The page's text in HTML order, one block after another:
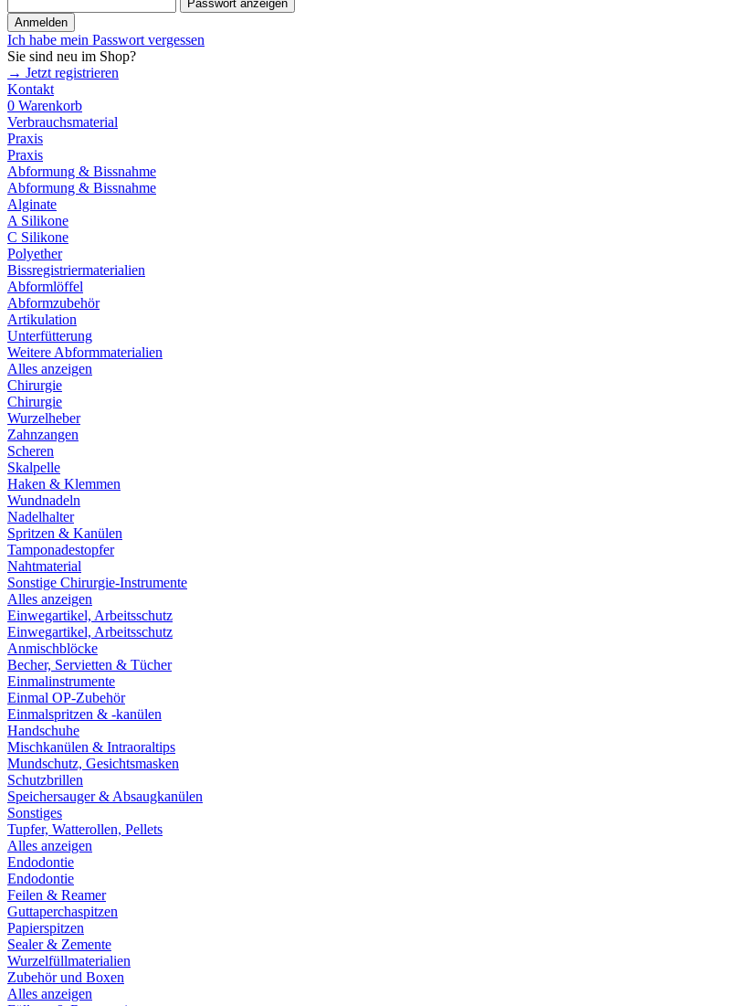
Passwort anzeigen
Anmelden
Ich habe mein Passwort vergessen
Sie sind neu im Shop?
→ Jetzt registrieren
Kontakt
0 Warenkorb
Verbrauchsmaterial
Praxis
Praxis
Abformung & Bissnahme
Abformung & Bissnahme
Alginate
A Silikone
C Silikone
Polyether
Bissregistriermaterialien
Abformlöffel
Abformzubehör
Artikulation
Unterfütterung
Weitere Abformmaterialien
Alles anzeigen
Chirurgie
Chirurgie
Wurzelheber
Zahnzangen
Scheren
Skalpelle
Haken & Klemmen
Wundnadeln
Nadelhalter
Spritzen & Kanülen
Tamponadestopfer
Nahtmaterial
Sonstige Chirurgie-Instrumente
Alles anzeigen
Einwegartikel, Arbeitsschutz
Einwegartikel, Arbeitsschutz
Anmischblöcke
Becher, Servietten & Tücher
Einmalinstrumente
Einmal OP-Zubehör
Einmalspritzen & -kanülen
Handschuhe
Mischkanülen & Intraoraltips
Mundschutz, Gesichtsmasken
Schutzbrillen
Speichersauger & Absaugkanülen
Sonstiges
Tupfer, Watterollen, Pellets
Alles anzeigen
Endodontie
Endodontie
Feilen & Reamer
Guttaperchaspitzen
Papierspitzen
Sealer & Zemente
Wurzelfüllmaterialien
Zubehör und Boxen
Alles anzeigen